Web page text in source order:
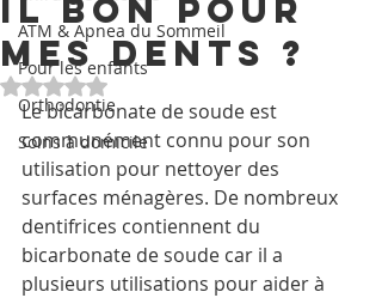
ATM & Apnea du Sommeil
Pour les enfants
Orthodontie
Soins à domicile
il bon pour
mes dents ?
Noté NaN étoiles sur 5.
Le bicarbonate de soude est
communément connu pour son
utilisation pour nettoyer des
surfaces ménagères. De nombreux
dentifrices contiennent du
bicarbonate de soude car il a
plusieurs utilisations pour aider à